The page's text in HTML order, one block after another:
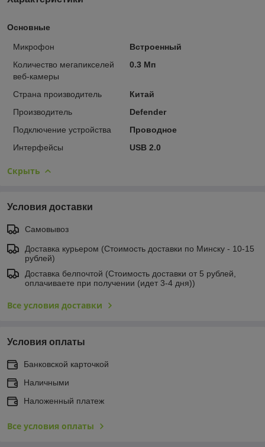
Основные
Микрофон
Встроенный
Количество мегапикселей
веб-камеры
0.3 Мп
Страна производитель
Китай
Производитель
Defender
Подключение устройства
Проводное
Интерфейсы
USB 2.0
Скрыть
Условия доставки
Самовывоз
Доставка курьером (Стоимость доставки по Минску - 10-15
рублей)
Доставка белпочтой (Стоимость доставки от 5 рублей,
оплачиваете при получении (идет 3-4 дня))
Все условия доставки
Условия оплаты
Банковской карточкой
Наличными
Наложенный платеж
Все условия оплаты